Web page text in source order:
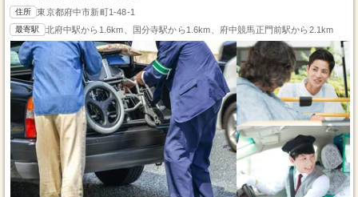
住所 東京都府中市新町1-48-1
最寄駅 北府中駅から1.6km、国分寺駅から1.6km、府中競馬正門前駅から2.1km